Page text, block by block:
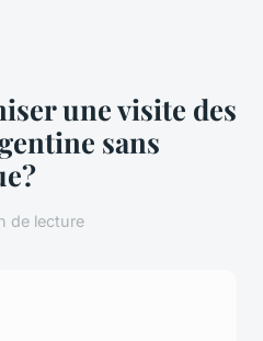
une visite des
sans
de lecture